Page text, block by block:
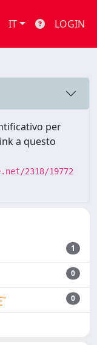
IT LOGIN
per
a questo
2318/19772
1
0
0